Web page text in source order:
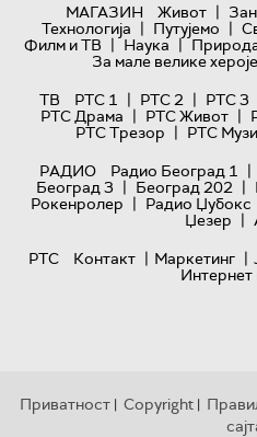
МАГАЗИН
Живот |
Технологијa | Путујемо |
Филм и ТВ | Наука |
За мале велике хероје
ТВ
РТС 1 | РТС 2 | РТС 3
РТС Драма | РТС Живот |
РТС Трезор | РТС
РАДИО
Радио Београд 1 |
Београд 3 | Београд 202 |
Рокенролер | Радио Џубокс
Џезер |
РТС
Контакт | Маркетинг |
Интернет
Приватност | Copyright |